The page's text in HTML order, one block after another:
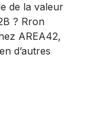
de la valeur
? Rron
AREA42,
d’autres